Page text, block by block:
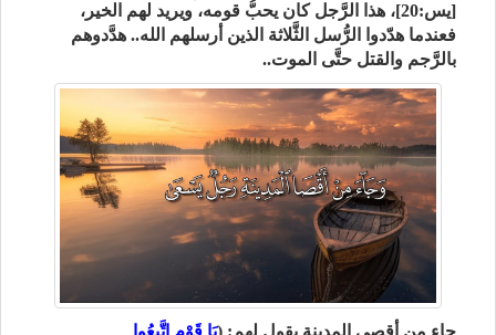
[يس:20]، هذا الرَّجل كان يحبُّ قومه، ويريد لهم الخير،
فعندما هدّدوا الرُّسل الثَّلاثة الذين أرسلهم الله.. هدَّدوهم
بالرَّجم والقتل حتَّى الموت..